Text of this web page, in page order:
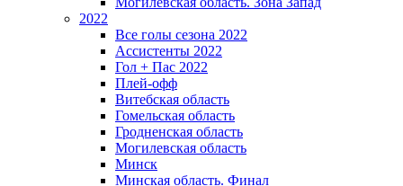
2022
Все голы сезона 2022
Ассистенты 2022
Гол + Пас 2022
Плей-офф
Витебская область
Гомельская область
Гродненская область
Могилевская область
Минск
Mинская область. Финал